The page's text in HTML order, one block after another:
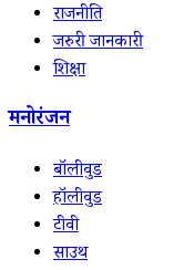
राजनीति
जरुरी जानकारी
शिक्षा
मनोरंजन
बॉलीवुड
हॉलीवुड
टीवी
साउथ